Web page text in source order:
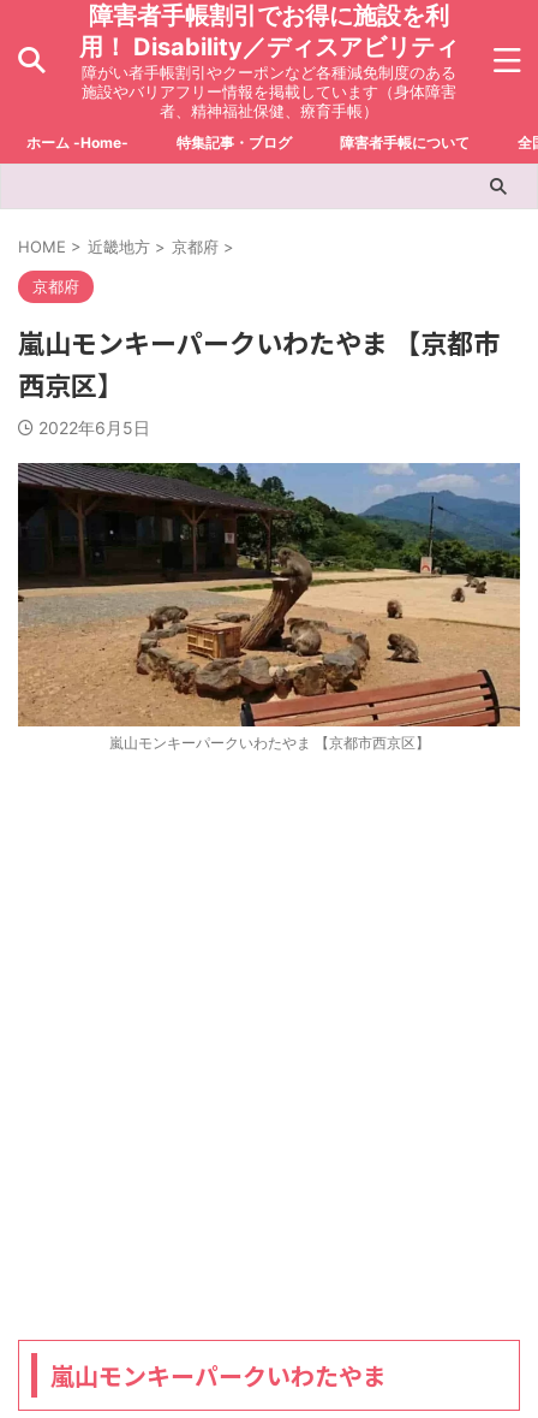
障害者手帳割引でお得に施設を利
用！ Disability／ディスアビリティ
障がい者手帳割引やクーポンなど各種減免制度のある
施設やバリアフリー情報を掲載しています（身体障害
者、精神福祉保健、療育手帳）
ホーム -Home- 特集記事・ブログ 障害者手帳について 全
HOME > 近畿地方 > 京都府 >
京都府
嵐山モンキーパークいわたやま 【京都市
西京区】
2022年6月5日
嵐山モンキーパークいわたやま 【京都市西京区】
嵐山モンキーパークいわたやま